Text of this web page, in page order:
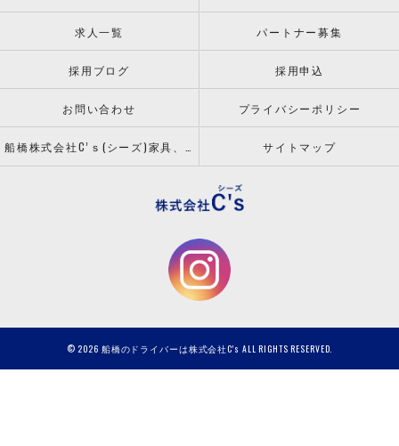
求人一覧 パートナー募集
採用ブログ 採用申込
お問い合わせ プライバシーポリシー
サイトマップ
© 2026 船橋のドライバーは株式会社C's ALL RIGHTS RESERVED.